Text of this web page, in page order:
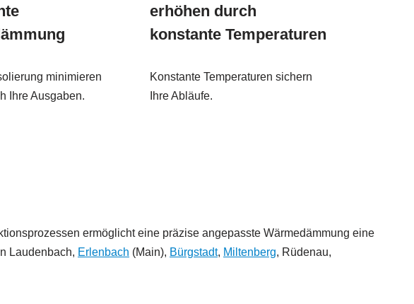
minimieren
Ihre Ausgaben.
erhöhen durch
konstante Temperaturen
Konstante Temperaturen sichern
Ihre Abläufe.
ermöglicht eine präzise angepasste Wärmedämmung eine
Laudenbach, Erlenbach (Main), Bürgstadt, Miltenberg, Rüdenau,